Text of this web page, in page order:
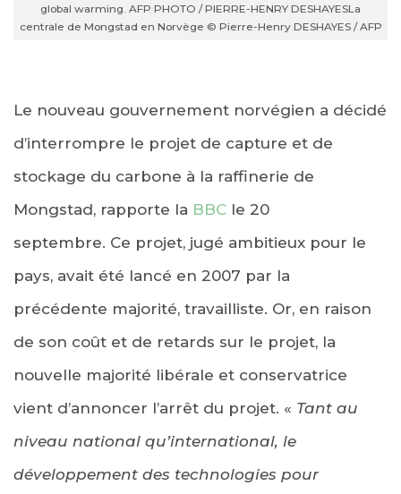
global warming. AFP PHOTO / PIERRE-HENRY DESHAYESLa
centrale de Mongstad en Norvège © Pierre-Henry DESHAYES / AFP
Le nouveau gouvernement norvégien a décidé
d’interrompre le projet de capture et de
stockage du carbone à la raffinerie de
Mongstad, rapporte la BBC le 20
septembre. Ce projet, jugé ambitieux pour le
pays, avait été lancé en 2007 par la
précédente majorité, travailliste. Or, en raison
de son coût et de retards sur le projet, la
nouvelle majorité libérale et conservatrice
vient d’annoncer l’arrêt du projet. « Tant au
niveau national qu’international, le
développement des technologies pour